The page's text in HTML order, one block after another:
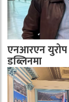
एनआरएन युरोप
डब्लिनमा